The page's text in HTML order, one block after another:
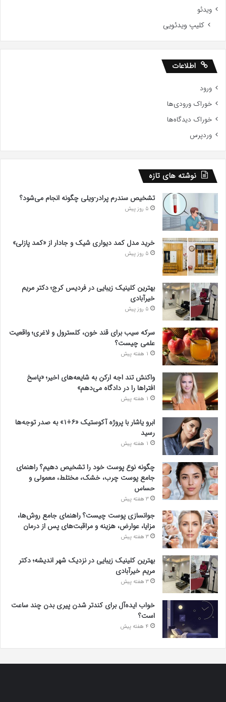
ویدئو
کلیپ ویدئویی
اطلاعات
ورود
خوراک ورودی‌ها
خوراک دیدگاه‌ها
وردپرس
نوشته های تازه
تشخیص سندرم پرادر-ویلی چگونه انجام می‌شود؟
5 روز پیش
خرید مدل کمد دیواری شیک و جادار از «کمد پازلی»
5 روز پیش
بهترین کلینیک زیبایی در فردیس کرج؛ دکتر مریم
خیرآبادی
5 روز پیش
سرکه سیب برای قند خون، کلسترول و لاغری؛ واقعیت
علمی چیست؟
1 هفته پیش
واکنش تند اجه ارکن به شایعه‌های اخیر؛ «پاسخ
افتراها را در دادگاه می‌دهم»
1 هفته پیش
ابرو یاشار با پروژه آکوستیک «۶+۱» به صدر توجه‌ها
رسید
1 هفته پیش
چگونه نوع پوست خود را تشخیص دهیم؟ راهنمای
جامع پوست چرب، خشک، مختلط، معمولی و
حساس
3 هفته پیش
جوانسازی پوست چیست؟ راهنمای جامع روش‌ها،
مزایا، عوارض، هزینه و مراقبت‌های پس از درمان
3 هفته پیش
بهترین کلینیک زیبایی در نزدیک شهر اندیشه؛ دکتر
مریم خیرآبادی
3 هفته پیش
خواب ایده‌آل برای کندتر شدن پیری بدن چند ساعت
است؟
4 هفته پیش